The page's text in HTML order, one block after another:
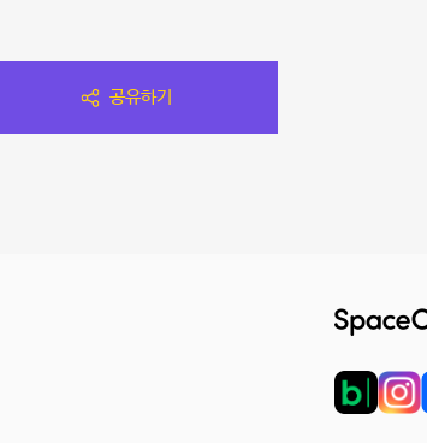
공유하기